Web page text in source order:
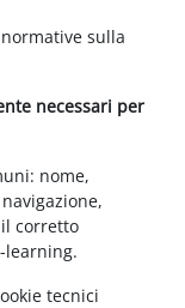
sulla
necessari per
nome,
il corretto
learning.
tecnici